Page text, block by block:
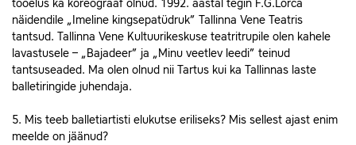
tööelus ka koreograaf olnud. 1992. aastal tegin F.G.Lorca
näidendile „Imeline kingsepatüdruk” Tallinna Vene Teatris
tantsud. Tallinna Vene Kultuurikeskuse teatritrupile olen kahele
lavastusele – „Bajadeer” ja „Minu veetlev leedi” teinud
tantsuseaded. Ma olen olnud nii Tartus kui ka Tallinnas laste
balletiringide juhendaja.
5. Mis teeb balletiartisti elukutse eriliseks? Mis sellest ajast enim
meelde on jäänud?